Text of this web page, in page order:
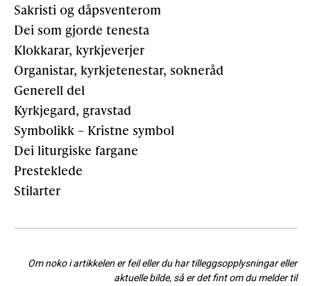
Sakristi og dåpsventerom
Dei som gjorde tenesta
Klokkarar, kyrkjeverjer
Organistar, kyrkjetenestar, sokneråd
Generell del
Kyrkjegard, gravstad
Symbolikk – Kristne symbol
Dei liturgiske fargane
Presteklede
Stilarter
Om noko i artikkelen er feil eller du har tilleggsopplysningar eller
aktuelle bilde, så er det fint om du melder til